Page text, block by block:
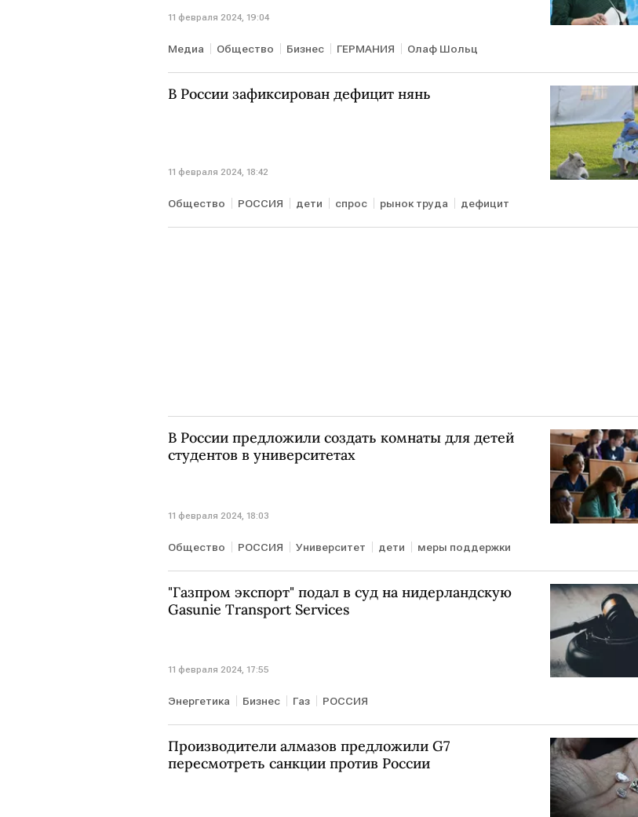
11 февраля 2024, 19:04
Медиа Общество Бизнес ГЕРМАНИЯ Олаф Шольц
интервью Владимира Путина Такеру Карлсону ВАШИНГТОН
В России зафиксирован дефицит нянь
11 февраля 2024, 18:42
Общество РОССИЯ дети спрос рынок труда дефицит
В России предложили создать комнаты для детей
студентов в университетах
11 февраля 2024, 18:03
Общество РОССИЯ Университет дети меры поддержки
"Газпром экспорт" подал в суд на нидерландскую
Gasunie Transport Services
11 февраля 2024, 17:55
Энергетика Бизнес Газ РОССИЯ
Производители алмазов предложили G7
пересмотреть санкции против России